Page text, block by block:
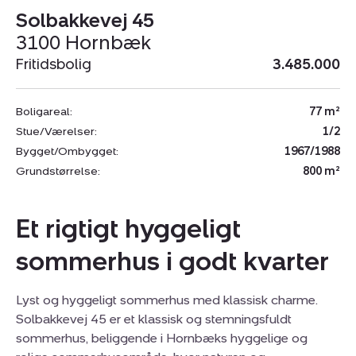
Solbakkevej 45
3100 Hornbæk
Fritidsbolig 3.485.000
Boligareal:
77 m²
Stue/Værelser:
1/2
Bygget/Ombygget:
1967/1988
Grundstørrelse:
800 m²
Et rigtigt hyggeligt
sommerhus i godt kvarter
Lyst og hyggeligt sommerhus med klassisk charme.
Solbakkevej 45 er et klassisk og stemningsfuldt
sommerhus, beliggende i Hornbæks hyggelige og